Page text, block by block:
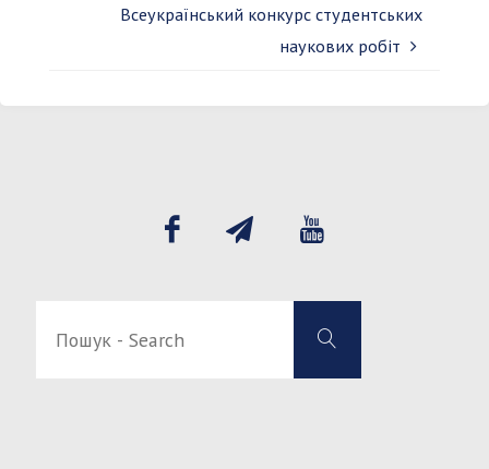
Всеукраїнський конкурс студентських
наукових робіт
Search
Пошук
Search